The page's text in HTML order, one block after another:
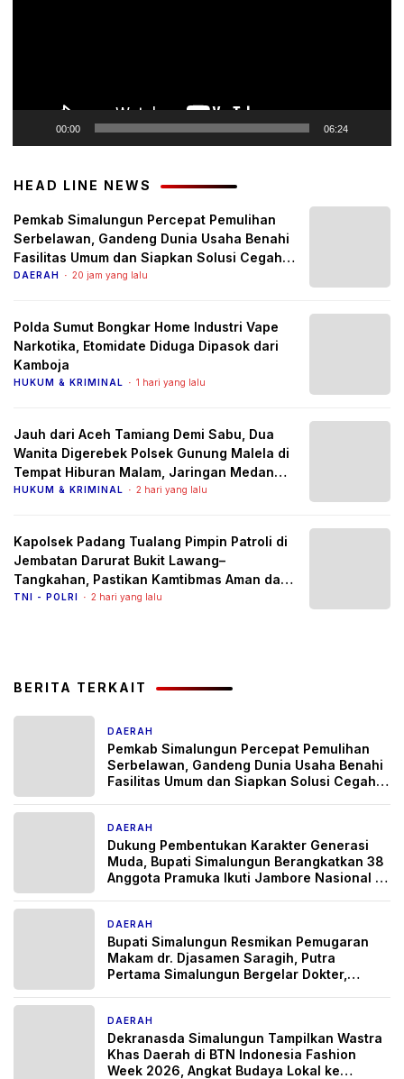
00:00 06:24
HEAD LINE NEWS
Pemkab Simalungun Percepat Pemulihan
Serbelawan, Gandeng Dunia Usaha Benahi
Fasilitas Umum dan Siapkan Solusi Cegah
Banjir Berulang
DAERAH 20 jam yang lalu
Polda Sumut Bongkar Home Industri Vape
Narkotika, Etomidate Diduga Dipasok dari
Kamboja
HUKUM & KRIMINAL 1 hari yang lalu
Jauh dari Aceh Tamiang Demi Sabu, Dua
Wanita Digerebek Polsek Gunung Malela di
Tempat Hiburan Malam, Jaringan Medan
Diburu
HUKUM & KRIMINAL 2 hari yang lalu
Kapolsek Padang Tualang Pimpin Patroli di
Jembatan Darurat Bukit Lawang–
Tangkahan, Pastikan Kamtibmas Aman dan
Arus Lalu Lintas Lancar
TNI - POLRI 2 hari yang lalu
BERITA TERKAIT
DAERAH
Pemkab Simalungun Percepat Pemulihan
Serbelawan, Gandeng Dunia Usaha Benahi
Fasilitas Umum dan Siapkan Solusi Cegah
DAERAH
Dukung Pembentukan Karakter Generasi
Muda, Bupati Simalungun Berangkatkan 38
Anggota Pramuka Ikuti Jambore Nasional XII
DAERAH
Bupati Simalungun Resmikan Pemugaran
Makam dr. Djasamen Saragih, Putra
Pertama Simalungun Bergelar Dokter,
DAERAH
Dekranasda Simalungun Tampilkan Wastra
Khas Daerah di BTN Indonesia Fashion
Week 2026, Angkat Budaya Lokal ke